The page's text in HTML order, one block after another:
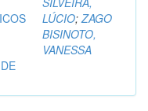
LÚCIO;ZAGO
BISINOTO,
VANESSA